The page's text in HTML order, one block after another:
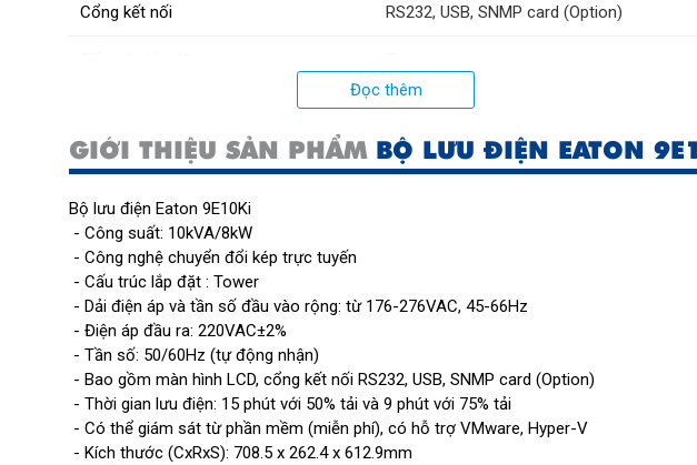
Cổng kết nối RS232, USB, SNMP card (Option)
Dải điện áp và tần số đầu vào rộng từ 176-276VAC, 45-66Hz
Màn hình LCD
Đọc thêm
GIỚI THIỆU SẢN PHẨM BỘ LƯU ĐIỆN EATON
Bộ lưu điện Eaton 9E10Ki
- Công suất: 10kVA/8kW
- Công nghệ chuyển đổi kép trực tuyến
- Cấu trúc lắp đặt : Tower
- Dải điện áp và tần số đầu vào rộng: từ 176-276VAC, 45-66Hz
- Điện áp đầu ra: 220VAC±2%
- Tần số: 50/60Hz (tự động nhận)
- Bao gồm màn hình LCD, cổng kết nối RS232, USB, SNMP card (Option)
- Thời gian lưu điện: 15 phút với 50% tải và 9 phút với 75% tải
- Có thể giám sát từ phần mềm (miễn phí), có hỗ trợ VMware, Hyper-V
- Kích thước (CxRxS): 708.5 x 262.4 x 612.9mm